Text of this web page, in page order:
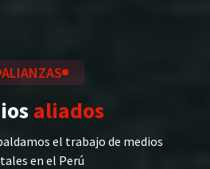
ALIANZAS
aliados
el trabajo de medios
en el Perú